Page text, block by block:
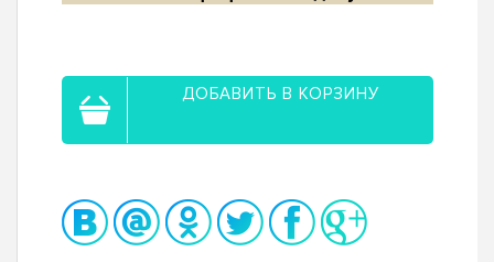
ДОБАВИТЬ В КОРЗИНУ